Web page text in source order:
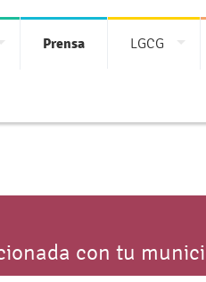
Prensa LGCG
con tu